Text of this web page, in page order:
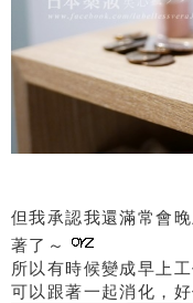
但我承認我還滿常會
著了～
所以有時候變成早上
可以跟著一起消化，